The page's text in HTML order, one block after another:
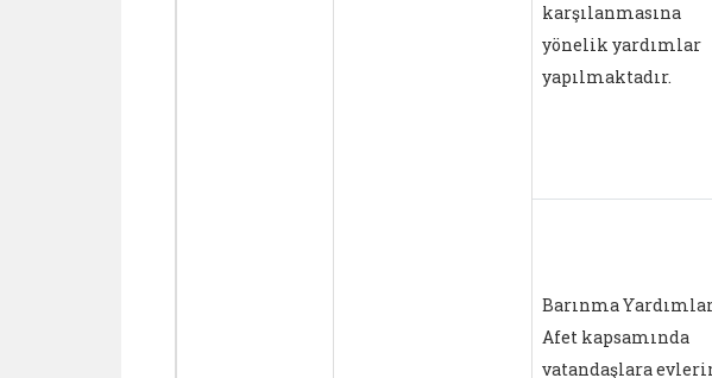
karşılanmasına
yönelik yardımlar
yapılmaktadır.
Barınma
Afet kapsamında
vatandaşlara